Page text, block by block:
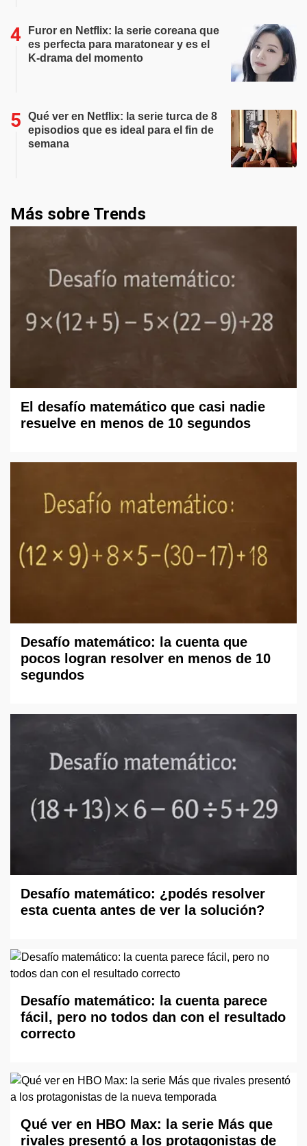
Furor en Netflix: la serie coreana que
es perfecta para maratonear y es el
K-drama del momento
Qué ver en Netflix: la serie turca de 8
episodios que es ideal para el fin de
semana
Más sobre Trends
El desafío matemático que casi nadie
resuelve en menos de 10 segundos
Desafío matemático: la cuenta que
pocos logran resolver en menos de 10
segundos
Desafío matemático: ¿podés resolver
esta cuenta antes de ver la solución?
Desafío matemático: la cuenta parece
fácil, pero no todos dan con el resultado
correcto
Qué ver en HBO Max: la serie Más que
rivales presentó a los protagonistas de